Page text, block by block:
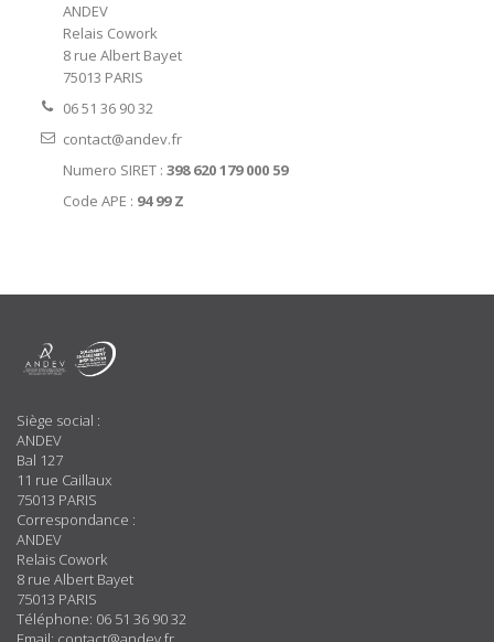
ANDEV
Relais Cowork
8 rue Albert Bayet
75013 PARIS
06 51 36 90 32
contact@andev.fr
Numero SIRET :398 620 179 000 59
Code APE : 94 99 Z
Propos
Siège social :
ANDEV
Bal 127
11 rue Caillaux
75013 PARIS
Correspondance :
ANDEV
Relais Cowork
8 rue Albert Bayet
75013 PARIS
Téléphone: 06 51 36 90 32